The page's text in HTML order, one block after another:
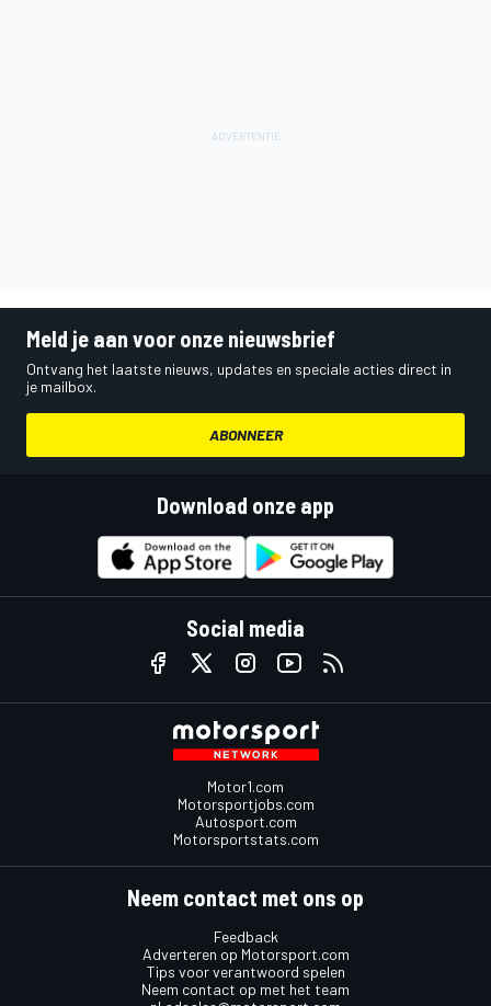
Meld je aan voor onze nieuwsbrief
Ontvang het laatste nieuws, updates en speciale acties direct in
je mailbox.
ABONNEER
Download onze app
Social media
Motor1.com
Motorsportjobs.com
Autosport.com
Motorsportstats.com
Neem contact met ons op
Feedback
Adverteren op Motorsport.com
Tips voor verantwoord spelen
Neem contact op met het team